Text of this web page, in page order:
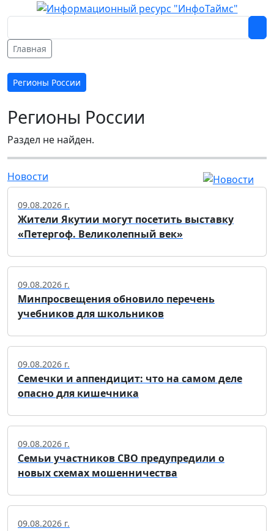
Главная
Регионы России
Регионы России
Раздел не найден.
Новости
09.08.2026 г.
Жители Якутии могут посетить выставку
«Петергоф. Великолепный век»
09.08.2026 г.
Минпросвещения обновило перечень
учебников для школьников
09.08.2026 г.
Семечки и аппендицит: что на самом деле
опасно для кишечника
09.08.2026 г.
Семьи участников СВО предупредили о
новых схемах мошенничества
09.08.2026 г.